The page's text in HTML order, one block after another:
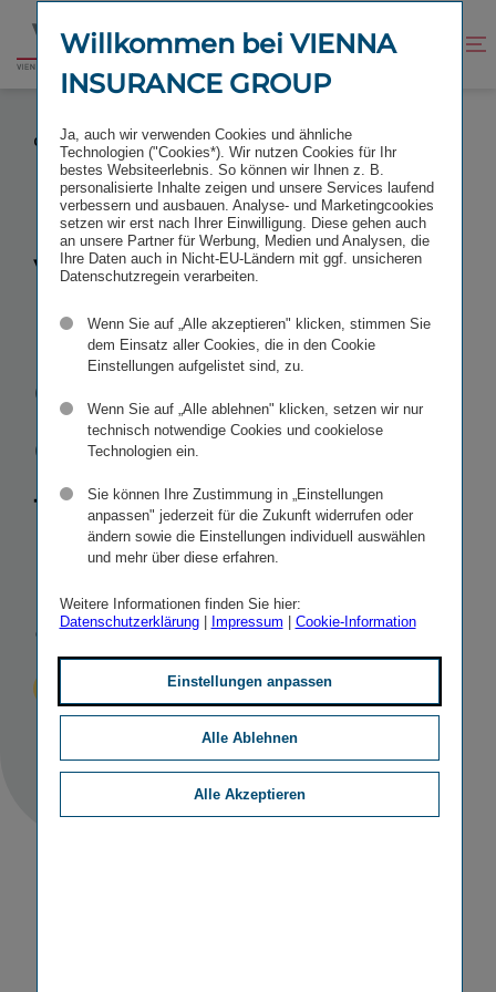
Inhalt
springen
Fußzeile
springen
Zur
Startseite
Kontrast
VIENNA INSURANCE GROUP WEITET
GESCHÄFTSTÄTIGKEIT IN NORDEUROPA AUS
Vienna
Insurance
Group weitet
Geschäfts­tä­
tigkeit in
Nordeuropa
aus
Veröffentlicht STICHWORTE
SONSTIGE
Willkommen bei VIENNA
INSURANCE GROUP
Ja, auch wir verwenden Cookies und ähnliche
Technologien ("Cookies*). Wir nutzen Cookies für Ihr
bestes Websiteerlebnis. So können wir Ihnen z. B.
personalisierte Inhalte zeigen und unsere Services laufend
verbessern und ausbauen. Analyse- und Marketingcookies
setzen wir erst nach Ihrer Einwilligung. Diese gehen auch
an unsere Partner für Werbung, Medien und Analysen, die
Ihre Daten auch in Nicht-EU-Ländern mit ggf. unsicheren
Datenschutzregein verarbeiten.
Wenn Sie auf „Alle akzeptieren" klicken, stimmen Sie
dem Einsatz aller Cookies, die in den Cookie
Einstellungen aufgelistet sind, zu.
Wenn Sie auf „Alle ablehnen" klicken, setzen wir nur
technisch notwendige Cookies und cookielose
Technologien ein.
Sie können Ihre Zustimmung in „Einstellungen
anpassen" jederzeit für die Zukunft widerrufen oder
ändern sowie die Einstellungen individuell auswählen
und mehr über diese erfahren.
Weitere Informationen finden Sie hier:
Datenschutzerklärung| Impressum Cookie-Information
Einstellungen anpassen
Alle Ablehnen
Alle Akzeptieren